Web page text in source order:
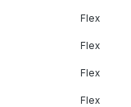
Flex
Flex
Flex
Flex